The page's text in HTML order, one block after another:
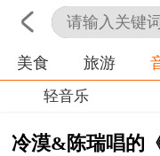
首页 科
美食 旅游
轻音乐
冷漠&陈瑞唱的